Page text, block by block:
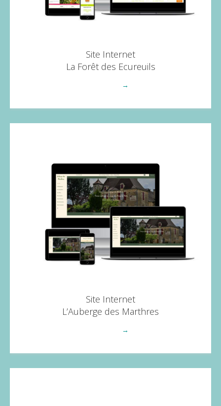
Site Internet
La Forêt des Ecureuils
→
Site Internet
L’Auberge des Marthres
→